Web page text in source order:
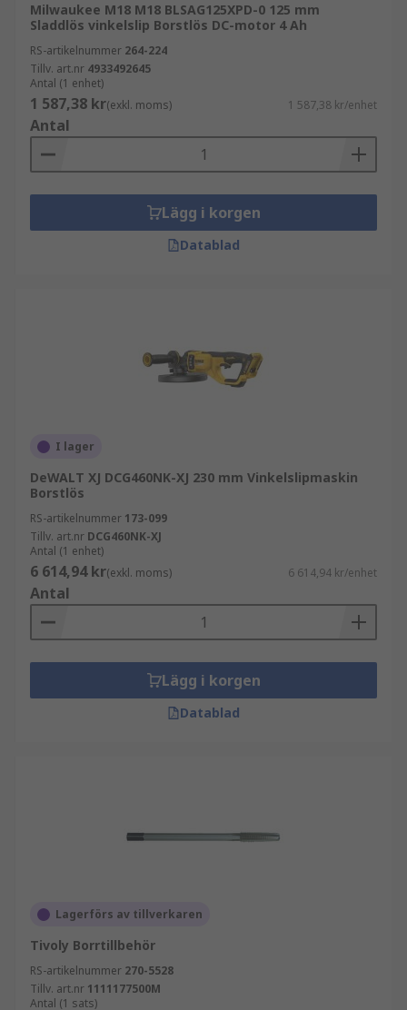
Milwaukee M18 M18 BLSAG125XPD-0 125 mm
Sladdlös vinkelslip Borstlös DC-motor 4 Ah
RS-artikelnummer 264-224
Tillv. art.nr 4933492645
Antal (1 enhet)
1 587,38 kr(exkl. moms) 1 587,38 kr/enhet
Antal
Lägg i korgen
Datablad
I lager
DeWALT XJ DCG460NK-XJ 230 mm Vinkelslipmaskin
Borstlös
RS-artikelnummer 173-099
Tillv. art.nr DCG460NK-XJ
Antal (1 enhet)
6 614,94 kr(exkl. moms) 6 614,94 kr/enhet
Antal
Lägg i korgen
Datablad
Lagerförs av tillverkaren
Tivoly Borrtillbehör
RS-artikelnummer 270-5528
Tillv. art.nr 1111177500M
Antal (1 sats)